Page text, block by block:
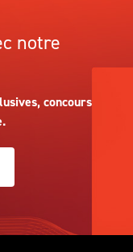
notre
concours